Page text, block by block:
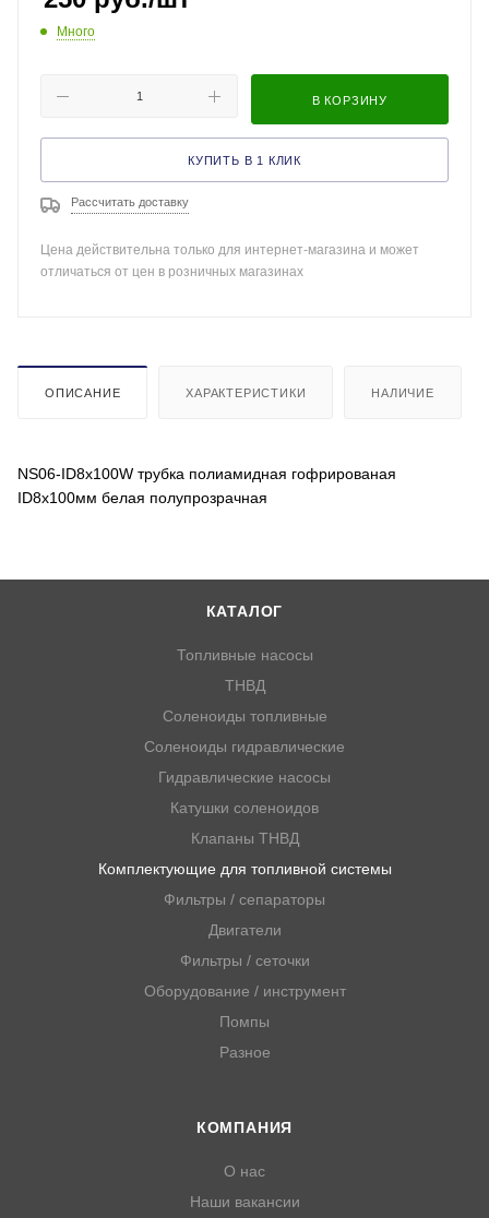
Много
В КОРЗИНУ
КУПИТЬ В 1 КЛИК
Рассчитать доставку
Цена действительна только для интернет-магазина и может
отличаться от цен в розничных магазинах
ОПИСАНИЕ ХАРАКТЕРИСТИКИ НАЛИЧИЕ
NS06-ID8x100W трубка полиамидная гофрированая
ID8x100мм белая полупрозрачная
КАТАЛОГ
Топливные насосы
ТНВД
Соленоиды топливные
Соленоиды гидравлические
Гидравлические насосы
Катушки соленоидов
Клапаны ТНВД
Комплектующие для топливной системы
Фильтры / сепараторы
Двигатели
Фильтры / сеточки
Оборудование / инструмент
Помпы
Разное
КОМПАНИЯ
О нас
Наши вакансии